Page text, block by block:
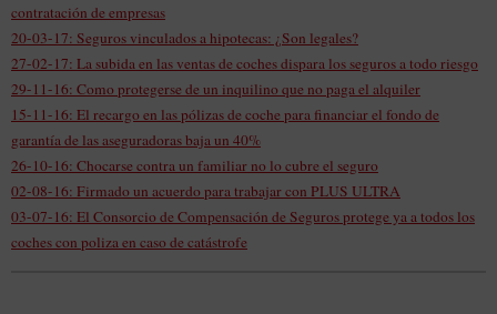
contratación de empresas
20-03-17: Seguros vinculados a hipotecas: ¿Son legales?
27-02-17: La subida en las ventas de coches dispara los seguros a todo riesgo
29-11-16: Como protegerse de un inquilino que no paga el alquiler
15-11-16: El recargo en las pólizas de coche para financiar el fondo de
garantía de las aseguradoras baja un 40%
26-10-16: Chocarse contra un familiar no lo cubre el seguro
02-08-16: Firmado un acuerdo para trabajar con PLUS ULTRA
03-07-16: El Consorcio de Compensación de Seguros protege ya a todos los
coches con poliza en caso de catástrofe